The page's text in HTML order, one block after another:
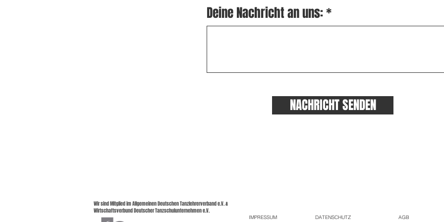
Deine Nachricht an uns:
NACHRICHT SENDEN
Wir sind Mitglied im Allgemeinen Deutschen Tanzlehrerverband e.V. &
Wirtschaftsverbund Deutscher Tanzschulunternehmen e.V.
IMPRESSUM DATENSCHUTZ AGB